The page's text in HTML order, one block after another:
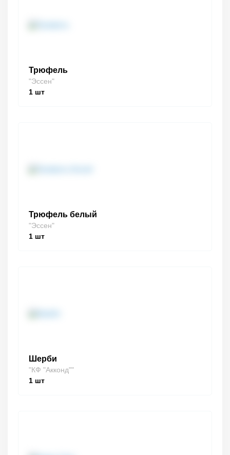
Трюфель
"Эссен"
1 шт
Трюфель белый
"Эссен"
1 шт
Шерби
"КФ "Акконд""
1 шт